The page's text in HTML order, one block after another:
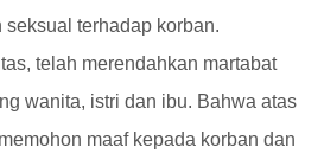
terhadap korban.
telah merendahkan martabat
wanita, istri dan ibu. Bahwa atas
maaf kepada korban dan